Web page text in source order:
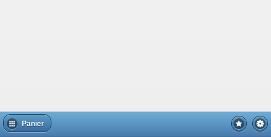
Panier